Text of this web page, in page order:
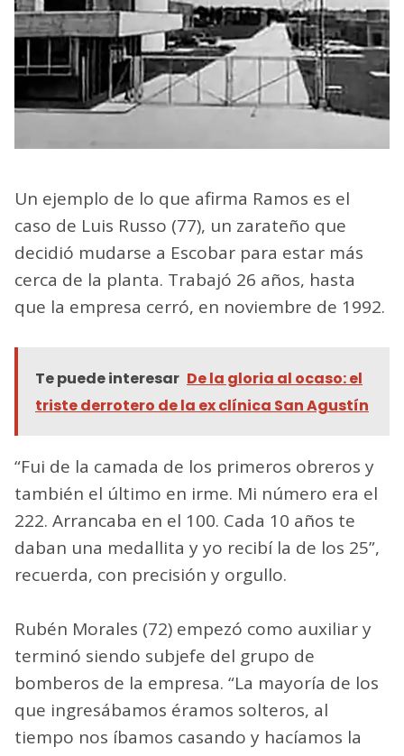
Un ejemplo de lo que afirma Ramos es el
caso de Luis Russo (77), un zarateño que
decidió mudarse a Escobar para estar más
cerca de la planta. Trabajó 26 años, hasta
que la empresa cerró, en noviembre de 1992.
Te puede interesar De la gloria al ocaso: el
triste derrotero de la ex clínica San Agustín
“Fui de la camada de los primeros obreros y
también el último en irme. Mi número era el
222. Arrancaba en el 100. Cada 10 años te
daban una medallita y yo recibí la de los 25”,
recuerda, con precisión y orgullo.
Rubén Morales (72) empezó como auxiliar y
terminó siendo subjefe del grupo de
bomberos de la empresa. “La mayoría de los
que ingresábamos éramos solteros, al
tiempo nos íbamos casando y hacíamos la